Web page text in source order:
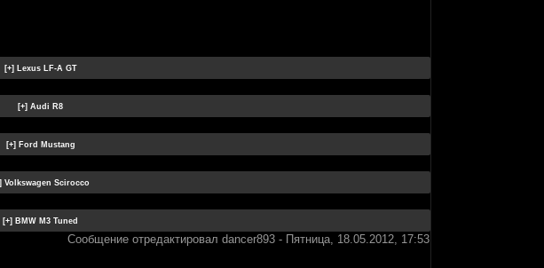
Сообщение отредактировал dancer893 - Пятница, 18.05.2012, 17:53